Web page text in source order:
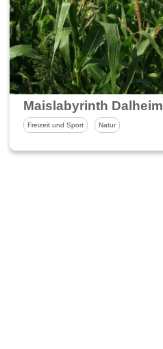
Maislabyrinth Dalheim
Freizeit und Sport Natur